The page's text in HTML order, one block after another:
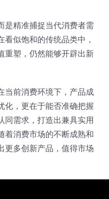
是精准捕捉当代消费者需
似饱和的传统品类中，
重塑，仍然能够开辟出新
当前消费环境下，产品成
化，更在于能否准确把握
同需求，打造出兼具实用
着消费市场的不断成熟和
更多创新产品，值得市场